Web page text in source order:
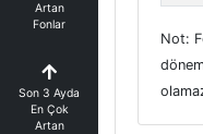
Artan
Fonlar
Son 3 Ayda
En Çok
Artan
Not: